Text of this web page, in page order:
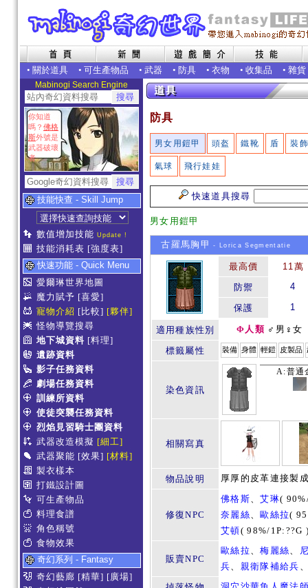
• 關於道具 • 可生產物品 • 武器 • 防具 • 衣物 • 收集品 • 雜貨
Mabinogi Search Engine
你知道
嗎？ 佛格
斯外號是
武器破壞
者
技能快查 - Skill Jump
數值增加技能 Update !
技能消耗表 [強度表]
快速功能 - Quick Menu
愛爾琳世界地圖
魔力賦予 [喜愛]
寵物介紹 [比較] [夥伴]
怪物導覽搜尋
地下城資料 [料理]
遺跡資料
影子任務資料
劇場任務資料
訓練所資料
使徒突襲任務資料
烈焰見習騎士團資料
武器改造模擬 [細工]
武器聚能 [效果] [材料]
製衣樣本
打鐵設計圖
可生產物品
料理食譜
角色稱號
食物效果
奇幻系列 - Fantasy
奇幻藝廊 [精華] [廣場]
防具
男女用鎧甲 頭盔 鐵靴 盾 裝
氣球 飛行娃娃
快速道具搜尋
男女用鎧甲
古羅馬胸甲 - Lorica Segmentatie
最高價
11萬
防禦
4
保護 1
適用種族性別 Φ人類 ♂男♀女
標籤屬性 裝備 身體 輕鎧 皮製品
染色資訊
A:普通
相關寫真
物品說明 厚厚的皮革連接製
修復NPC
佛格斯、艾琳(
奈麗絲、歐絲拉(
艾頓(98%/1P:??G
販賣NPC
歐絲拉、梅麗絲、
兵、 親衛隊補給兵